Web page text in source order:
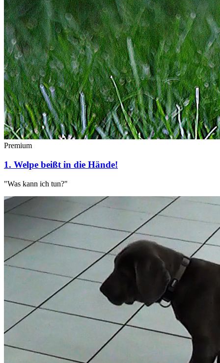
Premium
1. Welpe beißt in die Hände!
"Was kann ich tun?"